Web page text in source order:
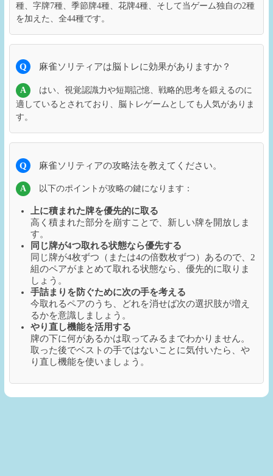
種、字牌7種、季節牌4種、花牌4種、そして当ゲーム独自の2種
を加えた、全44種です。
Q 麻雀ソリティアは脳トレに効果がありますか？
A
はい、視覚認識力や短期記憶、戦略的思考を鍛えるのに
適しているとされており、脳トレゲームとしても人気がありま
す。
Q 麻雀ソリティアの攻略法を教えてください。
A 以下のポイントが攻略の鍵になります：
上に積まれた牌を優先的に取る
高く積まれた部分を崩すことで、新しい牌を開放しま
す。
同じ牌が4つ取れる状態なら優先する
同じ牌が4枚ずつ（または4の倍数枚ずつ）あるので、2
組のペアがまとめて取れる状態なら、優先的に取りま
しょう。
手詰まりを防ぐために次の手を考える
今取れるペアのうち、どれを消せば次の選択肢が増え
るかを意識しましょう。
やり直し機能を活用する
牌の下に何があるかは取ってみるまでわかりません。
取った後でベストの手ではないことに気付いたら、や
り直し機能を使いましょう。